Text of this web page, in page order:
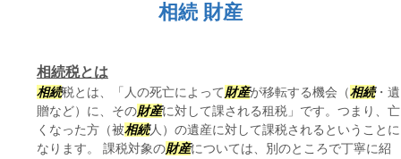
相続 財産
相続税とは
相続税とは、「人の死亡によって財産が移転する機会（相続・遺
贈など）に、その財産に対して課される租税」です。つまり、亡
くなった方（被相続人）の遺産に対して課税されるということに
なります。 課税対象の財産については、別のところで丁寧に紹